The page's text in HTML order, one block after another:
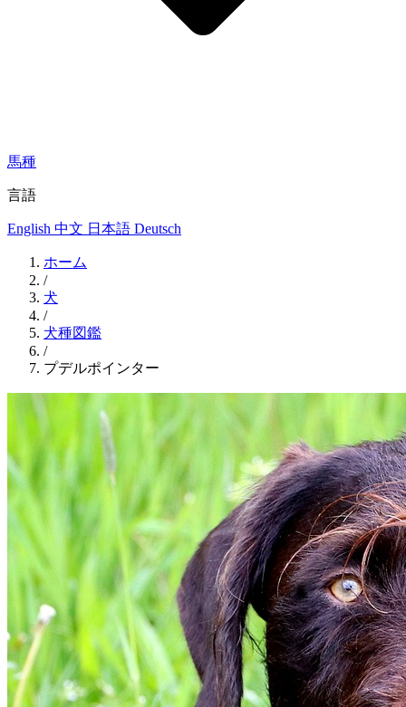
馬種
言語
English 中文 日本語 Deutsch
ホーム
/
犬
/
犬種図鑑
/
プデルポインター